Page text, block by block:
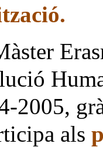
2005,
als